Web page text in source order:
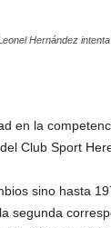
Hernández
en la
Club Sport
sino hasta
segunda